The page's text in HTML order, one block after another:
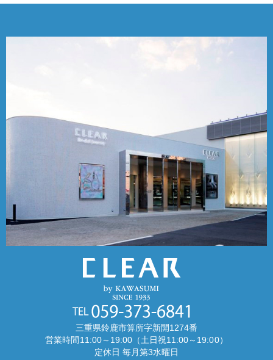
三重県鈴鹿市算所字新開1274番
営業時間11:00～19:00（土日祝11:00～19:00）
定休日 毎月第3水曜日